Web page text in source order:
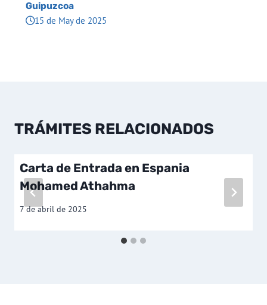
Guipuzcoa
15 de May de 2025
TRÁMITES RELACIONADOS
Carta de Entrada en Espania
Mohamed Athahma
7 de abril de 2025